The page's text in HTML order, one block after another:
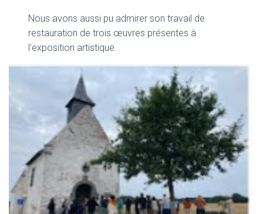
Nous avons aussi pu admirer son travail de
restauration de trois œuvres présentes à
l’exposition artistique.